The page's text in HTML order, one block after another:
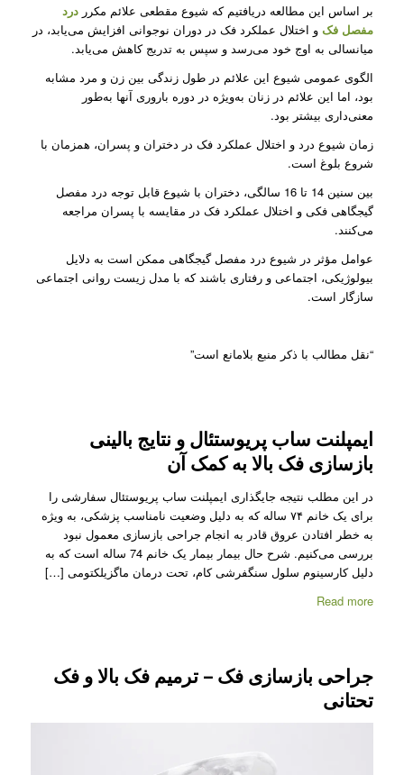
بر اساس این مطالعه دریافتیم که شیوع مقطعی علائم مکرر درد
مفصل فکو اختلال عملکرد فک در دوران نوجوانی افزایش می‌یابد، در
میانسالی به اوج خود می‌رسد و سپس به تدریج کاهش می‌یابد.
الگوی عمومی شیوع این علائم در طول زندگی بین زن و مرد مشابه
بود، اما این علائم در زنان به‌ویژه در دوره باروری آنها به‌طور
معنی‌داری بیشتر بود.
زمان شیوع درد و اختلال عملکرد فک در دختران و پسران، همزمان با
شروع بلوغ است.
بین سنین 14 تا 16 سالگی، دختران با شیوع قابل توجه درد مفصل
گیجگاهی فکی و اختلال عملکرد فک در مقایسه با پسران مراجعه
می‌کنند.
عوامل مؤثر در شیوع درد مفصل گیجگاهی ممکن است به دلایل
بیولوژیکی، اجتماعی و رفتاری باشند که با مدل زیست روانی اجتماعی
سازگار است.
“نقل مطالب با ذکر منبع بلامانع است”
ایمپلنت ساب پریوستئال و نتایج بالینی
بازسازی فک بالا به کمک آن
در این مطلب نتیجه جایگذاری ایمپلنت ساب پریوستئال سفارشی را
برای یک خانم ۷۴ ساله که به دلیل وضعیت نامناسب پزشکی، به ویژه
به خطر افتادن عروق قادر به انجام جراحی بازسازی معمول نبود
بررسی می‌کنیم. شرح حال بیمار بیمار یک خانم 74 ساله است که به
دلیل کارسینوم سلول سنگفرشی کام، تحت درمان ماگزیلکتومی […]
Read more
جراحی بازسازی فک – ترمیم فک بالا و فک
تحتانی